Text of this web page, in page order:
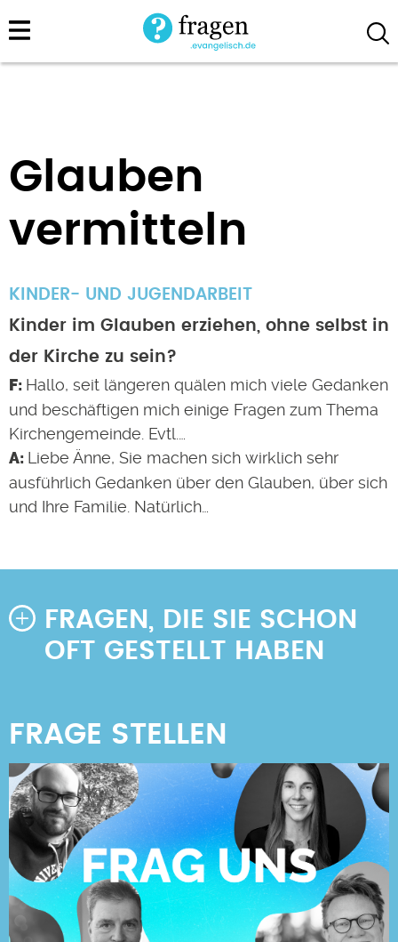
Direkt
zum
Glauben
vermitteln
KINDER- UND JUGENDARBEIT
Kinder im Glauben erziehen, ohne selbst in
der Kirche zu sein?
Hallo, seit längeren quälen mich viele Gedanken
und beschäftigen mich einige Fragen zum Thema
Kirchengemeinde. Evtl.…
Liebe Änne, Sie machen sich wirklich sehr
ausführlich Gedanken über den Glauben, über sich
und Ihre Familie. Natürlich…
FRAGEN, DIE SIE SCHON
OFT GESTELLT HABEN